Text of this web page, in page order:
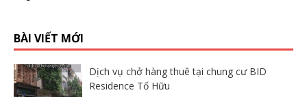
BÀI VIẾT MỚI
Dịch vụ chở hàng thuê tại chung cư BID
Residence Tố Hữu